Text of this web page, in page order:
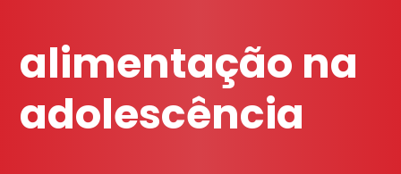
alimentação na
adolescência